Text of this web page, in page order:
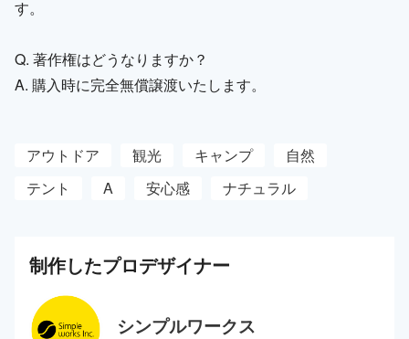
す。
Q. 著作権はどうなりますか？
A. 購入時に完全無償譲渡いたします。
アウトドア 観光 キャンプ
自然
テント
A 安心感 ナチュラル
制作したプロデザイナー
シンプルワークス